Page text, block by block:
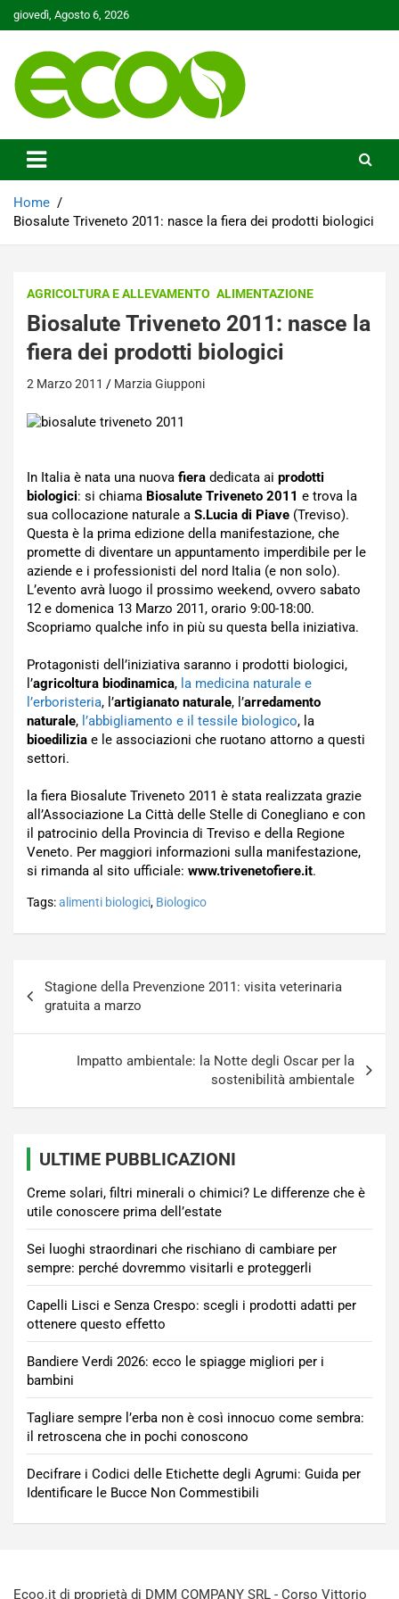
Skip
to
giovedì, Agosto 6, 2026
Ecoo.it
Home
Biosalute Triveneto 2011: nasce la fiera dei prodotti biologici
AGRICOLTURA E ALLEVAMENTO ALIMENTAZIONE
Biosalute Triveneto 2011: nasce la
fiera dei prodotti biologici
2 Marzo 2011 Marzia Giupponi
In Italia è nata una nuova fiera dedicata ai prodotti
biologici: si chiama Biosalute Triveneto 2011 e trova la
sua collocazione naturale a S.Lucia di Piave (Treviso).
Questa è la prima edizione della manifestazione, che
promette di diventare un appuntamento imperdibile per le
aziende e i professionisti del nord Italia (e non solo).
L’evento avrà luogo il prossimo weekend, ovvero sabato
12 e domenica 13 Marzo 2011, orario 9:00-18:00.
Scopriamo qualche info in più su questa bella iniziativa.
Protagonisti dell’iniziativa saranno i prodotti biologici,
l’agricoltura biodinamica, la medicina naturale e
l’erboristeria, l’artigianato naturale, l’arredamento
naturale, l’abbigliamento e il tessile biologico, la
bioedilizia e le associazioni che ruotano attorno a questi
settori.
la fiera Biosalute Triveneto 2011 è stata realizzata grazie
all’Associazione La Città delle Stelle di Conegliano e con
il patrocinio della Provincia di Treviso e della Regione
Veneto. Per maggiori informazioni sulla manifestazione,
si rimanda al sito ufficiale: www.trivenetofiere.it.
Tags:alimenti biologici, Biologico
articoli
Stagione della Prevenzione 2011: visita veterinaria
gratuita a marzo
Impatto ambientale: la Notte degli Oscar per la
sostenibilità ambientale
ULTIME PUBBLICAZIONI
Creme solari, filtri minerali o chimici? Le differenze che è
utile conoscere prima dell’estate
Sei luoghi straordinari che rischiano di cambiare per
sempre: perché dovremmo visitarli e proteggerli
Capelli Lisci e Senza Crespo: scegli i prodotti adatti per
ottenere questo effetto
Bandiere Verdi 2026: ecco le spiagge migliori per i
bambini
Tagliare sempre l’erba non è così innocuo come sembra:
il retroscena che in pochi conoscono
Decifrare i Codici delle Etichette degli Agrumi: Guida per
Identificare le Bucce Non Commestibili
Ecoo.it di proprietà di DMM COMPANY SRL - Corso Vittorio